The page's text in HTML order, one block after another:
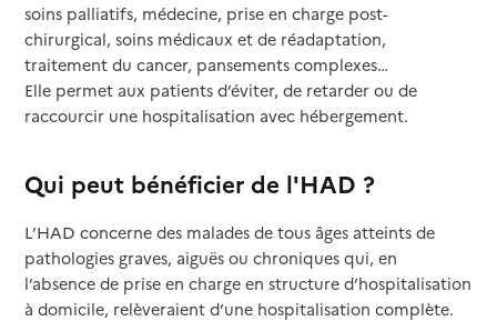
soins palliatifs, médecine, prise en charge post-
chirurgical, soins médicaux et de réadaptation,
traitement du cancer, pansements complexes…
Elle permet aux patients d’éviter, de retarder ou de
raccourcir une hospitalisation avec hébergement.
Qui peut bénéficier de l'HAD ?
L’HAD concerne des malades de tous âges atteints de
pathologies graves, aiguës ou chroniques qui, en
l’absence de prise en charge en structure d’hospitalisation
à domicile, relèveraient d’une hospitalisation complète.